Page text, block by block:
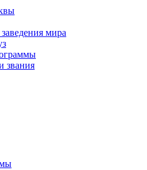
мира
звания